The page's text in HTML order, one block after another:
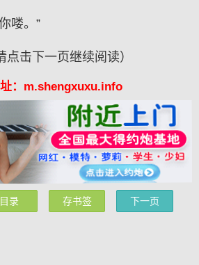
喽。”
点击下一页继续阅读）
：m.shengxuxu.info
目录 存书签 下一页